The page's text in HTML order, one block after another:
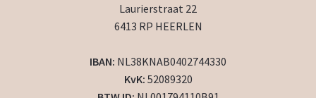
Laurierstraat 22
6413 RP HEERLEN
IBAN: NL38KNAB0402744330
KvK: 52089320